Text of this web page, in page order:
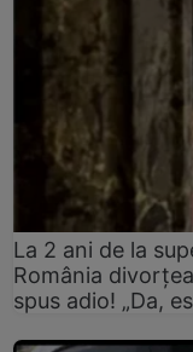
La 2 ani de la
România
spus adio! „Da,